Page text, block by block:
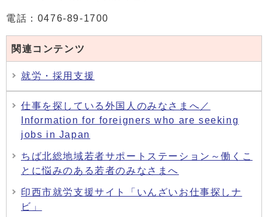
電話：0476-89-1700
関連コンテンツ
就労・採用支援
仕事を探している外国人のみなさまへ／
Information for foreigners who are seeking
jobs in Japan
ちば北総地域若者サポートステーション～働くこ
とに悩みのある若者のみなさまへ
印西市就労支援サイト「いんざいお仕事探しナ
ビ」